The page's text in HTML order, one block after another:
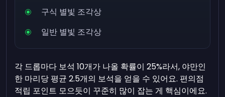
구식 별빛 조각상
일반 별빛 조각상
각 드롭마다 보석 10개가 나올 확률이 25%라서, 야만인
한 마리당 평균 2.5개의 보석을 얻을 수 있어요. 편의점
적립 포인트 모으듯이 꾸준히 많이 잡는 게 핵심이에요.